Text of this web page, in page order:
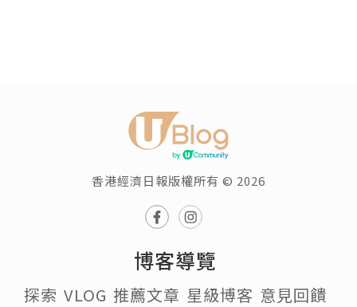
香港經濟日報版權所有 © 2026
博客導覽
探索 VLOG 推薦文章 星級博客 意見回饋